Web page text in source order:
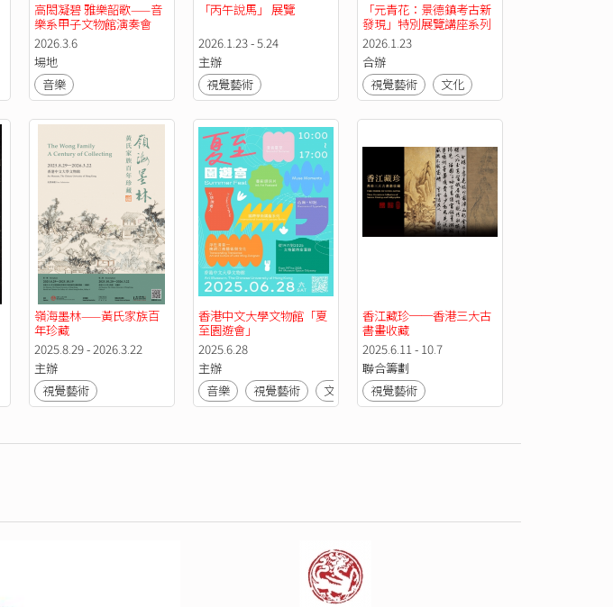
高閎凝碧 雅樂韶歌——音
樂系甲子文物館演奏會
2026.3.6
場地
音樂
「丙午說馬」 展覽
2026.1.23 - 5.24
主辦
視覺藝術
「元青花：景德鎮考古新
發現」特別展覽講座系列
2026.1.23
合辦
視覺藝術
文化
嶺海墨林——黃氏家族百
年珍藏
2025.8.29 - 2026.3.22
主辦
視覺藝術
香港中文大學文物館「夏
至園遊會」
2025.6.28
主辦
音樂
視覺藝術 文化
香江藏珍──香港三大古
書畫收藏
2025.6.11 - 10.7
聯合籌劃
視覺藝術